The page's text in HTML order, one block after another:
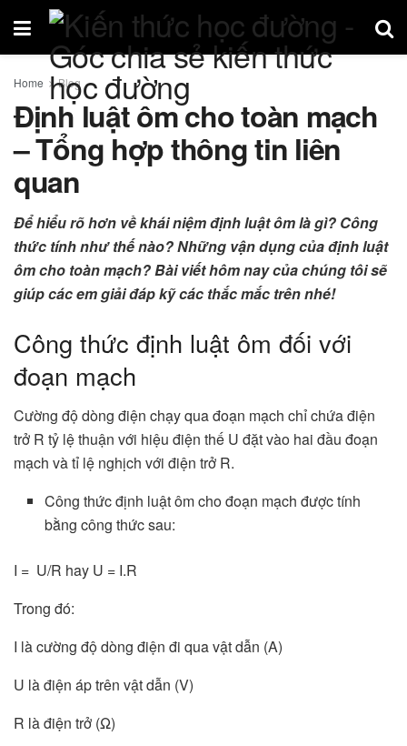
Home Blog
Định luật ôm cho toàn mạch
– Tổng hợp thông tin liên
quan
Để hiểu rõ hơn về khái niệm định luật ôm là gì? Công
thức tính như thế nào? Những vận dụng của định luật
ôm cho toàn mạch? Bài viết hôm nay của chúng tôi sẽ
giúp các em giải đáp kỹ các thắc mắc trên nhé!
Công thức định luật ôm đối với
đoạn mạch
Cường độ dòng điện chạy qua đoạn mạch chỉ chứa điện
trở R tỷ lệ thuận với hiệu điện thế U đặt vào hai đầu đoạn
mạch và tỉ lệ nghịch với điện trở R.
Công thức định luật ôm cho đoạn mạch được tính
bằng công thức sau:
I = U/R hay U = I.R
Trong đó:
I là cường độ dòng điện đi qua vật dẫn (A)
U là điện áp trên vật dẫn (V)
R là điện trở (Ω)